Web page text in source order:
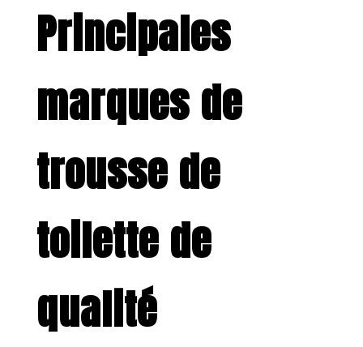
Principales
marques de
trousse de
toilette de
qualité